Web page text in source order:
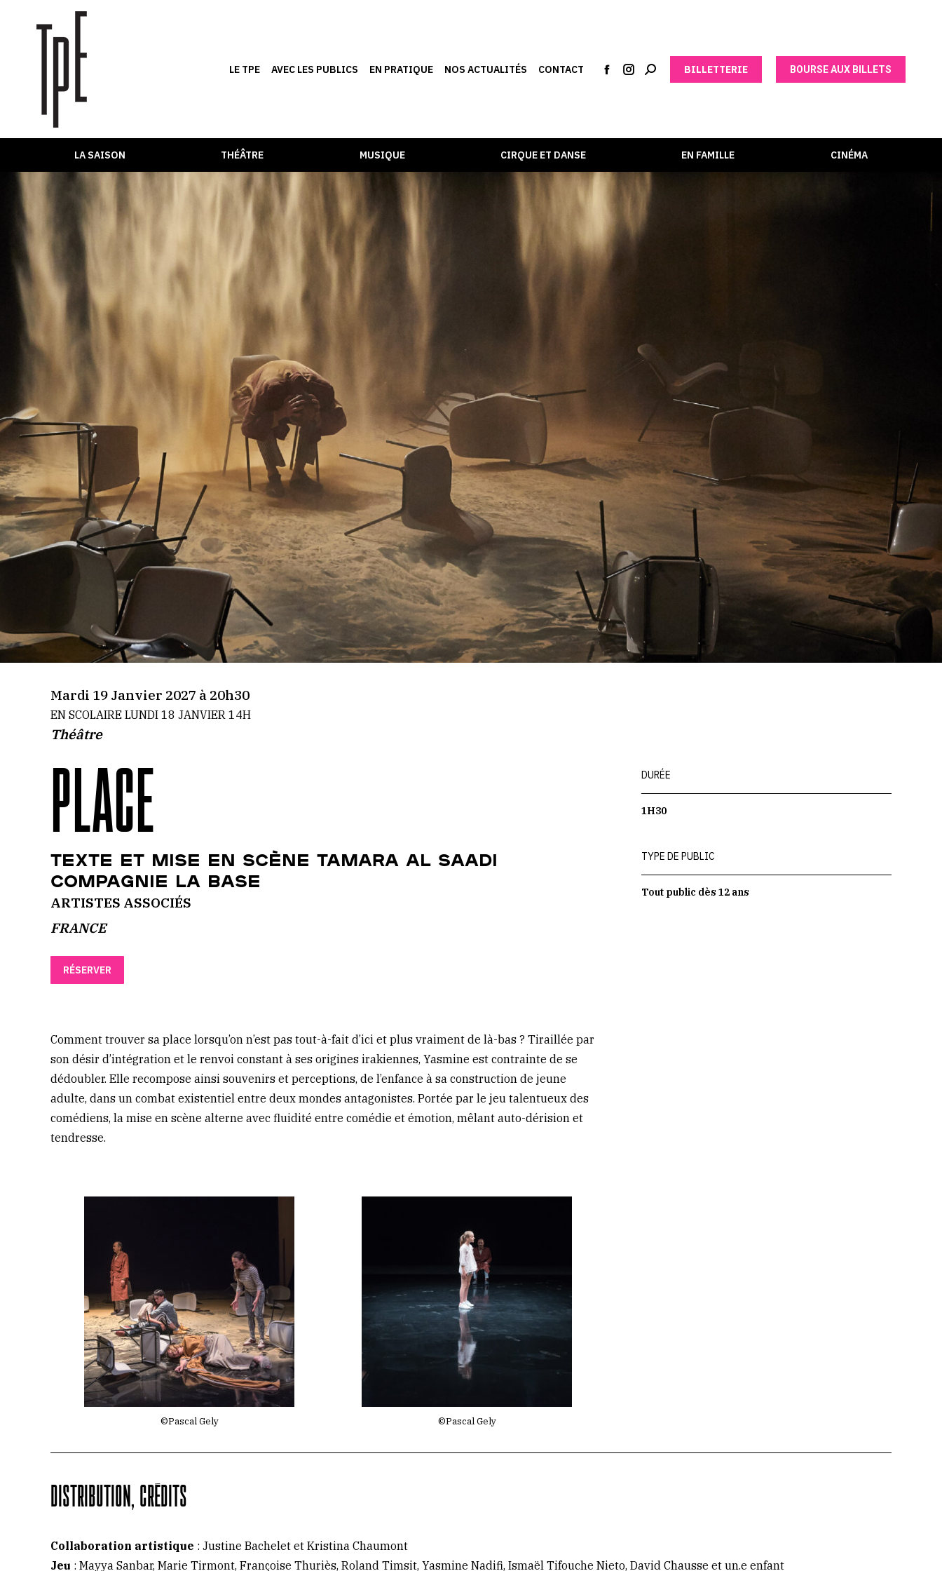
LE TPE AVEC LES PUBLICS EN PRATIQUE NOS ACTUALITÉS CONTACT BILLETTERIE BOURSE AUX BILLETS
LA SAISON THÉÂTRE MUSIQUE CIRQUE ET DANSE EN FAMILLE CINÉMA
Mardi 19 Janvier 2027 à 20h30
EN SCOLAIRE LUNDI 18 JANVIER 14H
Théâtre
PLACE
TEXTE ET MISE EN SCÈNE TAMARA AL SAADI
COMPAGNIE LA BASE
ARTISTES ASSOCIÉS
FRANCE
RÉSERVER
Comment trouver sa place lorsqu’on n’est pas tout-à-fait d’ici et plus vraiment de là-bas ? Tiraillée par
son désir d’intégration et le renvoi constant à ses origines irakiennes, Yasmine est contrainte de se
dédoubler. Elle recompose ainsi souvenirs et perceptions, de l’enfance à sa construction de jeune
adulte, dans un combat existentiel entre deux mondes antagonistes. Portée par le jeu talentueux des
comédiens, la mise en scène alterne avec fluidité entre comédie et émotion, mêlant auto-dérision et
tendresse.
DURÉE
1H30
TYPE DE PUBLIC
Tout public dès 12 ans
©Pascal Gely ©Pascal Gely
DISTRIBUTION, CRÉDITS
Collaboration artistique : Justine Bachelet et Kristina Chaumont
Jeu : Mayya Sanbar, Marie Tirmont, Françoise Thuriès, Roland Timsit, Yasmine Nadifi, Ismaël Tifouche Nieto, David Chausse et un.e enfant